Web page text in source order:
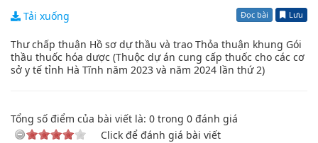
Tải xuống Đọc bài Lưu
Thư chấp thuận Hồ sơ dự thầu và trao Thỏa thuận khung Gói
thầu thuốc hóa dược (Thuộc dự án cung cấp thuốc cho các cơ
sở y tế tỉnh Hà Tĩnh năm 2023 và năm 2024 lần thứ 2)
Tổng số điểm của bài viết là: 0 trong 0 đánh giá
Click để đánh giá bài viết